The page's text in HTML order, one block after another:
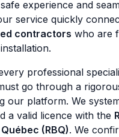
experience and
service quickly
contractors who are
professional
go through a
our platform. We
a valid licence with the
(RBQ). We